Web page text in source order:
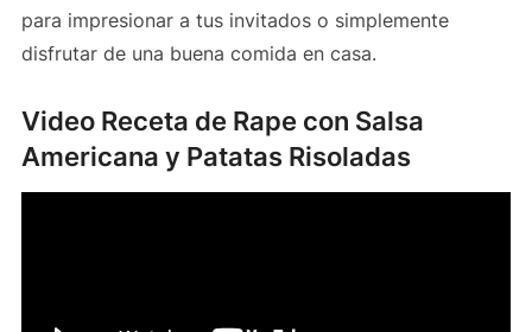
para impresionar a tus invitados o simplemente
disfrutar de una buena comida en casa.
Video Receta de Rape con Salsa
Americana y Patatas Risoladas